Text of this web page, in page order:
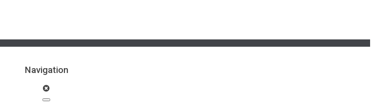
Navigation